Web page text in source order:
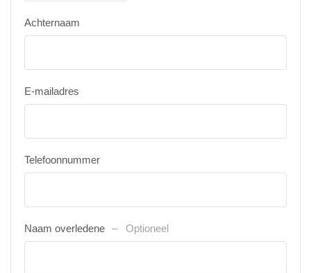
Achternaam
E-mailadres
Telefoonnummer
Naam overledene Optioneel